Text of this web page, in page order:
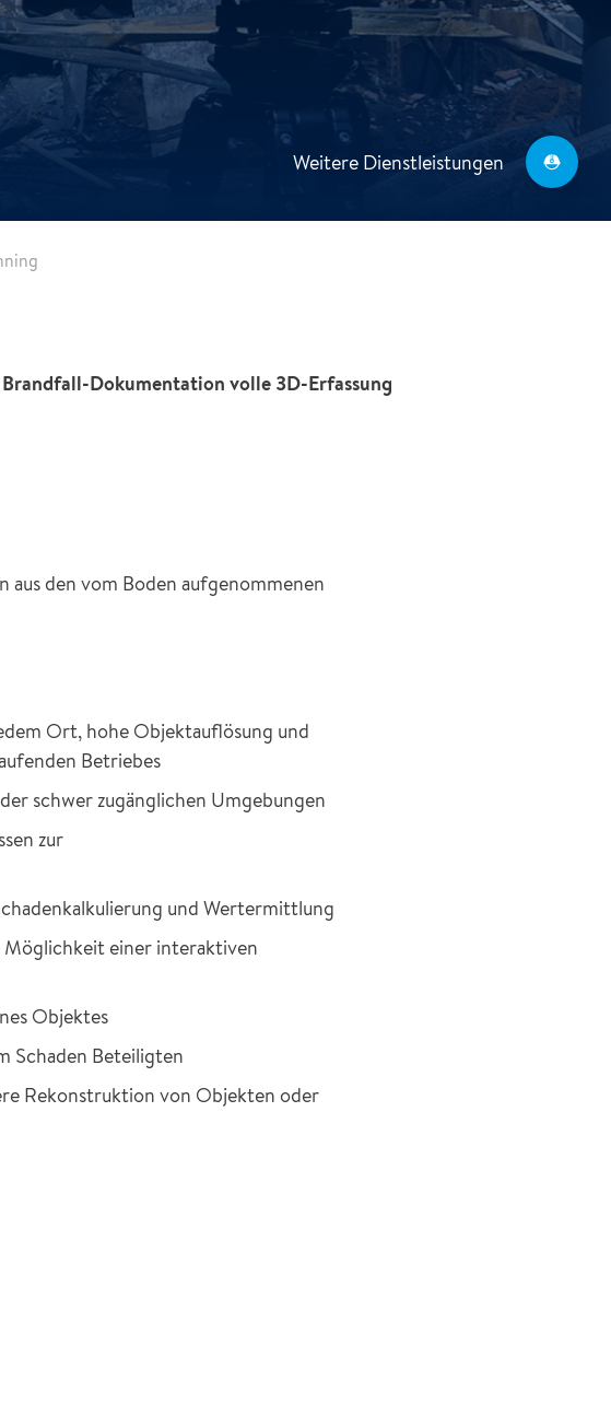
Weitere Dienstleistungen
Dokumentation volle 3D-Erfassung
aus den vom Boden aufgenommenen
Ort, hohe Objektauflösung und
Betriebes
schwer zugänglichen Umgebungen
zur
und Wertermittlung
einer interaktiven
Objektes
Schaden Beteiligten
Rekonstruktion von Objekten oder